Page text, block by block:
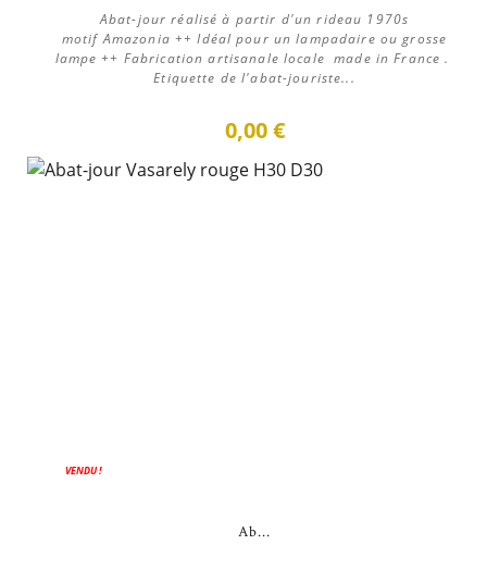
Abat-jour réalisé à partir d'un rideau 1970s
motif Amazonia ++ Idéal pour un lampadaire ou grosse
lampe ++ Fabrication artisanale locale made in France .
Etiquette de l'abat-jouriste...
0,00 €
VENDU !
Ab...